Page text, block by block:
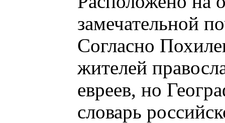
замечательной
Согласно
жителей
евреев, но
словарь